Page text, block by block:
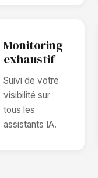
Monitoring
exhaustif
Suivi de votre
visibilité sur
tous les
assistants IA.